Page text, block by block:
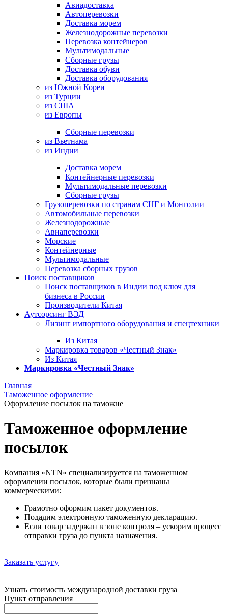
Авиадоставка
Автоперевозки
Доставка морем
Железнодорожные перевозки
Перевозка контейнеров
Мультимодальные
Сборные грузы
Доставка обуви
Доставка оборудования
из Южной Кореи
из Турции
из США
из Европы
Сборные перевозки
из Вьетнама
из Индии
Доставка морем
Контейнерные перевозки
Мультимодальные перевозки
Сборные грузы
Грузоперевозки по странам СНГ и Монголии
Автомобильные перевозки
Железнодорожные
Авиаперевозки
Морские
Контейнерные
Мультимодальные
Перевозка сборных грузов
Поиск поставщиков
Поиск поставщиков в Индии под ключ для
бизнеса в России
Производители Китая
Аутсорсинг ВЭД
Лизинг импортного оборудования и спецтехники
Из Китая
Маркировка товаров «Честный Знак»
Из Китая
Маркировка «Честный Знак»
Главная
Таможенное оформление
Оформление посылок на таможне
Таможенное оформление
посылок
Компания «NTN» специализируется на таможенном
оформлении посылок, которые были признаны
коммерческими:
Грамотно оформим пакет документов.
Подадим электронную таможенную декларацию.
Если товар задержан в зоне контроля – ускорим процесс
отправки груза до пункта назначения.
Заказать услугу
Узнать стоимость международной доставки груза
Пункт отправления